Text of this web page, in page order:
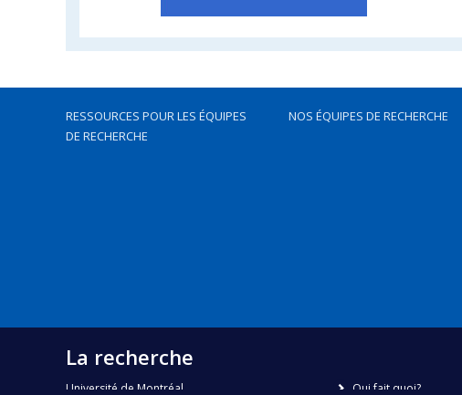
RESSOURCES POUR LES ÉQUIPES
DE RECHERCHE
NOS ÉQUIPES DE RECHERCHE
La recherche
Université de Montréal Qui fait quoi?